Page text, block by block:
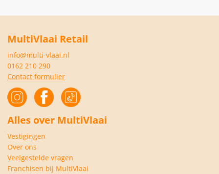
MultiVlaai Retail
info@multi-vlaai.nl
0162 210 290
Contact formulier
Alles over MultiVlaai
Vestigingen
Over ons
Veelgestelde vragen
Franchisen bij MultiVlaai